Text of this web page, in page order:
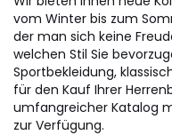
vom Winter bis zum
der man sich keine
welchen Stil Sie
Sportbekleidung,
für den Kauf Ihrer
umfangreicher Katalog
zur Verfügung.